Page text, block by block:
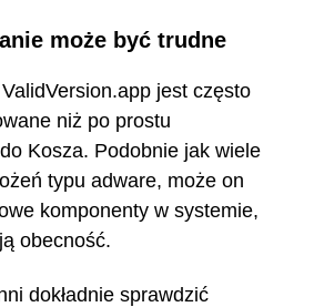
może być trudne
jest często
niż po prostu
Kosza. Podobnie jak wiele
typu adware, może on
komponenty w systemie,
obecność.
dokładnie sprawdzić